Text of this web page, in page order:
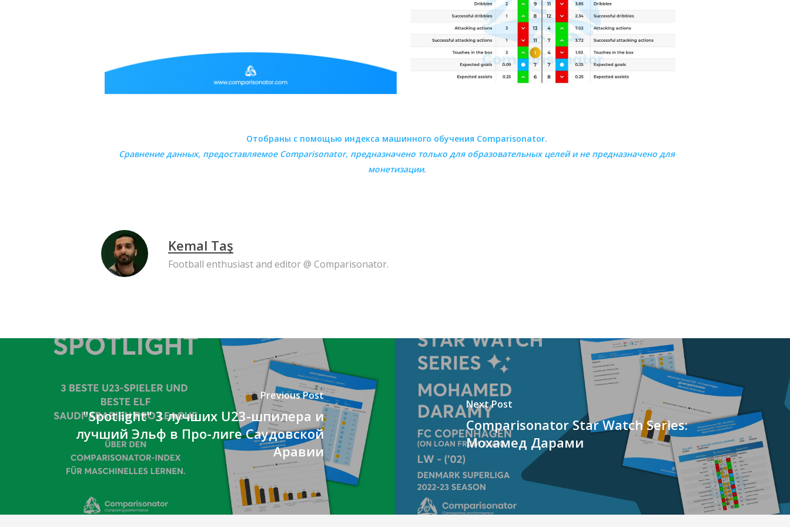
Отобраны с помощью индекса машинного обучения Comparisonator.
Сравнение данных, предоставляемое Comparisonator, предназначено только для образовательных целей и не предназначено для
монетизации.
Kemal Taş
Football enthusiast and editor @ Comparisonator.
Previous Post
"Spotlight" 3 лучших U23-шпилера и
лучший Эльф в Про-лиге Саудовской
Аравии
Next Post
Comparisonator Star Watch Series:
Мохамед Дарами